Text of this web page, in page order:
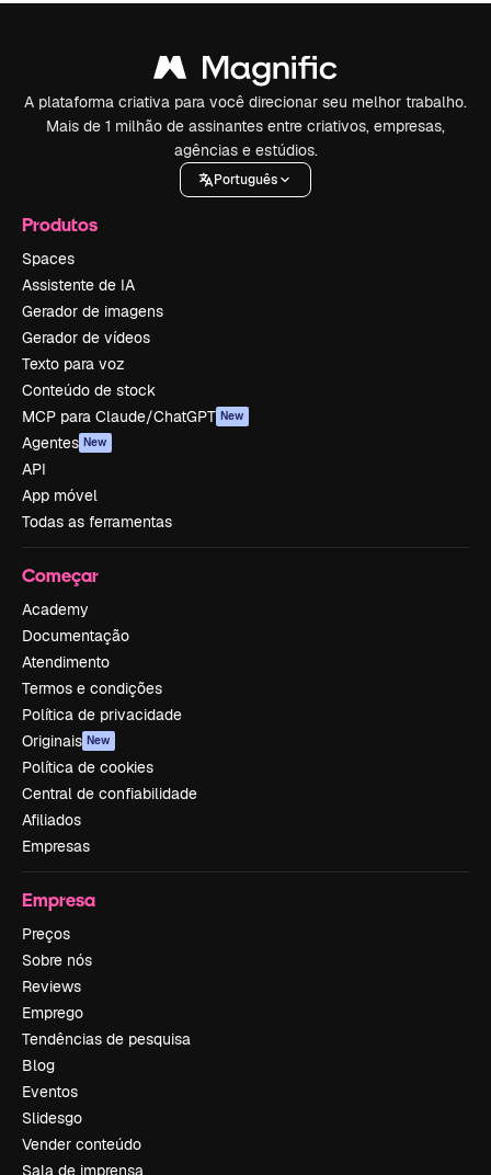
A plataforma criativa para você direcionar seu melhor trabalho.
Mais de 1 milhão de assinantes entre criativos, empresas,
agências e estúdios.
Português
Produtos
Spaces
Assistente de IA
Gerador de imagens
Gerador de vídeos
Texto para voz
Conteúdo de stock
MCP para Claude/ChatGPT New
Agentes New
API
App móvel
Todas as ferramentas
Começar
Academy
Documentação
Atendimento
Termos e condições
Política de privacidade
Originais New
Política de cookies
Central de confiabilidade
Afiliados
Empresas
Empresa
Preços
Sobre nós
Reviews
Emprego
Tendências de pesquisa
Blog
Eventos
Slidesgo
Vender conteúdo
Sala de imprensa